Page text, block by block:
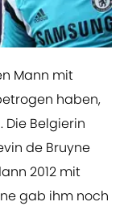
Mann mit
haben,
Die Belgierin
de Bruyne
2012 mit
gab ihm noch